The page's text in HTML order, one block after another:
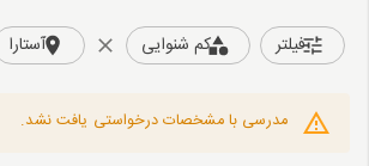
فیلتر کم شنوایی آستارا
مدرسی با مشخصات درخواستی یافت نشد.